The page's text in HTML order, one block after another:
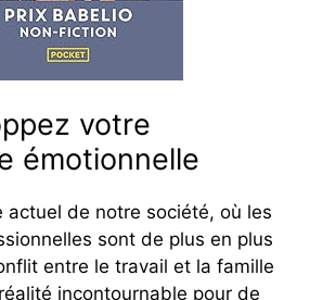
votre
émotionnelle
actuel de notre société, où les
sont de plus en plus
entre le travail et la famille
incontournable pour de